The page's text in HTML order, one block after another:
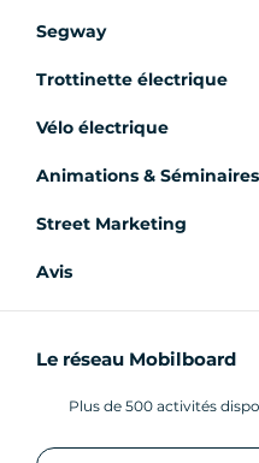
Segway
Trottinette électrique
Vélo électrique
Animations & Séminaires
Street Marketing
Avis
Le réseau Mobilboard
Plus de 500 activités